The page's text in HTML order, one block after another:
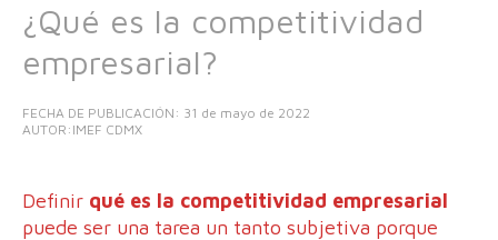
¿Qué es la competitividad
empresarial?
FECHA DE PUBLICACIÓN: 31 de mayo de 2022
AUTOR:IMEF CDMX
Definir qué es la competitividad empresarial
puede ser una tarea un tanto subjetiva porque